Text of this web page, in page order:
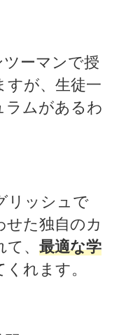
ーマンで授
すが、生徒一
ラムがあるわ
リッシュで
た独自のカ
、 最適な学
くれます。